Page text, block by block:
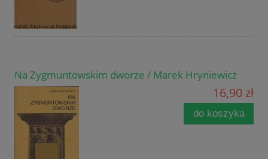
Na Zygmuntowskim dworze / Marek Hryniewicz
16,90 zł
do koszyka